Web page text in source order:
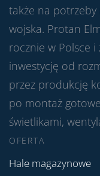
także na
wojska. Protan
rocznie w Polsce
inwestycję od
przez produkcję
po montaż
świetlikami,
OFERTA
Hale magazynowe